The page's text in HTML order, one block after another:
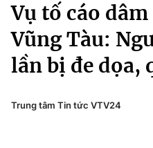
Chuyên mục
Chính trị
Pháp luật
Thể thao
Truyền hình
Văn hóa - Giải trí
Vụ tố cáo
Vũng Tàu:
lần bị đe dọa,
Trung tâm Tin tức VTV24